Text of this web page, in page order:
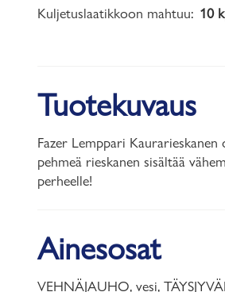
Kuljetuslaatikkoon mahtuu: 10
Tuotekuvaus
Fazer Lemppari
pehmeä rieskanen sisältää
perheelle!
Ainesosat
VEHNÄJAUHO, vesi,